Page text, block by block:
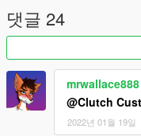
댓글 24
mrwallace888
@Clutch
2022년 01월 19일